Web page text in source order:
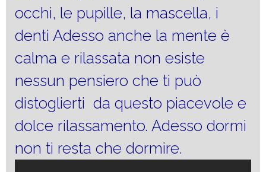
occhi, le pupille, la mascella, i
denti Adesso anche la mente è
calma e rilassata non esiste
nessun pensiero che ti può
distoglierti da questo piacevole e
dolce rilassamento. Adesso dormi
non ti resta che dormire.